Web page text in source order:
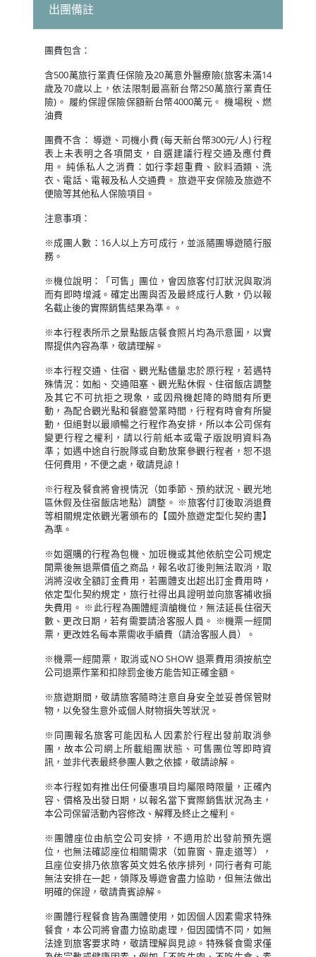
出團備註
團費包含：
含500萬旅行業責任保險及20萬意外醫療險(旅客未滿14
歲及70歲以上，依法限制最高新台幣250萬旅行業責任
險)。 履約保證保險保額新台幣4000萬元。 機場稅、燃
油費
團費不含： 導遊、司機小費 (每天新台幣300元/人) 行程
表上未表明之各項開支，自選建議行程交通及應付費
用。 純係私人之消費：如行李超重費、飲料酒類、洗
衣、電話、電報及私人交通費。 旅遊平安保險及旅遊不
便險等其他私人保險項目。
注意事項：
※成團人數：16人以上方可成行，並派隨團導遊隨行服
務。
※機位說明：「可售」團位，會因旅客付訂狀況與取消
而有即時增減。確定出團與否及最終成行人數，仍以報
名截止後的實際銷售結果為準。。
※本行程表所示之景點飯店餐食照片均為示意圖，以實
際提供內容為準，敬請理解。
※本行程交通、住宿、觀光點儘量忠於原行程，若遇特
殊情況：如船、交通阻塞、觀光點休假、住宿飯店調整
及其它不可抗拒之現象，或因飛機起降的時間有所更
動，為配合觀光點和餐廳營業時間，行程有時會有所變
動，但絕對以最順暢之行程作為安排，所以本公司保有
變更行程之權利，請以行前紙本或電子版說明資料為
準；如遇中途自行脫隊或自動放棄參觀行程者，恕不退
任何費用，不便之處，敬請見諒！
※行程及餐食將會視情況（如季節、預約狀況、觀光地
區休假及住宿飯店地點）調整。 ※旅客付訂後取消退費
等相關規定依觀光署頒布的【國外旅遊定型化契約書】
為準。
※如選購的行程為包機、加班機或其他依航空公司規定
開票後無退票價值之商品，報名收訂後則無法取消，取
消將沒收全額訂金費用，若團體支出超出訂金費用時，
依定型化契約規定，旅行社得出具證明並向旅客補收損
失費用。 ※此行程為團體經濟艙機位，無法延長住宿天
數、更改日期，若有需要請洽客服人員。 ※機票一經開
票，更改姓名每本票需收手續費（請洽客服人員）。
※機票一經開票，取消或NO SHOW 退票費用須按航空
公司退票作業和扣除罰金後方能告知正確金額。
※旅遊期間，敬請旅客隨時注意自身安全並妥善保管財
物，以免發生意外或個人財物損失等狀況。
※同團報名旅客可能因私人因素於行程出發前取消參
團，故本公司網上所載組團狀態、可售團位等即時資
訊，並非代表最終參團人數之依據，敬請諒解。
※本行程如有推出任何優惠項目均屬限時限量，正確內
容、價格及出發日期，以報名當下實際銷售狀況為主，
本公司保留活動內容修改、解釋及終止之權利。
※團體座位由航空公司安排，不適用於出發前預先選
位，也無法確認座位相關需求（如靠窗、靠走道等），
且座位安排乃依旅客英文姓名依序排列，同行者有可能
無法安排在一起，領隊及導遊會盡力協助，但無法做出
明確的保證，敬請貴賓諒解。
※團體行程餐食皆為團體使用，如因個人因素需求特殊
餐食，本公司將會盡力協助處理，但因國情不同，如無
法達到旅客要求時，敬請理解與見諒。特殊餐食需求僅